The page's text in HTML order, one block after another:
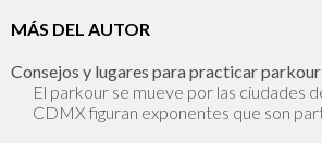
MÁS DEL AUTOR
Consejos y lugares para practicar
El parkour se mueve por las ciudades
CDMX figuran exponentes que son